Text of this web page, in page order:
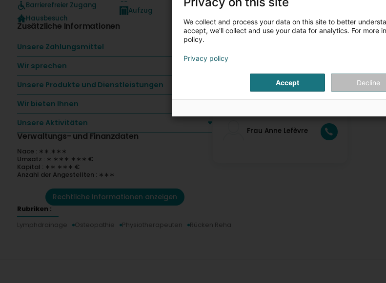
Barrierefreier Zugang
Hausbesuch
Aufzug
Zusätzliche Informationen
Unsere Zahlungsmittel
Wir sprechen
Unsere Produkte und Dienstleistungen
Wir bieten Ihnen
Unsere Aktivitäten
Verwaltungs- und Finanzdaten
Nace : ∗∗.∗∗∗
Umsatz : ∗ ∗∗∗ ∗∗∗ €
Kapital : ∗∗ ∗∗∗ €
Anzahl der Angestellten : ∗∗∗
Rechtliche Informationen anzeigen
Notre Cabinet de Kinésithérapie et d'Ostéopathie
rendez-vous.
Nous prenons en charge les nourrissons,
- Master en Kinésithérapie
Kontaktpersonen
Frau Anne Lefèvre
Rubriken :
Lymphdrainage
Osteopathie Physiotherapeuten Rücken Reha
We collect and process your data on this site to better
accept, we'll collect and use your data for analytics. For more
policy.
Privacy policy
Accept Decline